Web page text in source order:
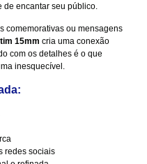
de encantar seu público.
comemorativas ou mensagens
15mm cria uma conexão
com os detalhes é o que
inesquecível.
redes sociais